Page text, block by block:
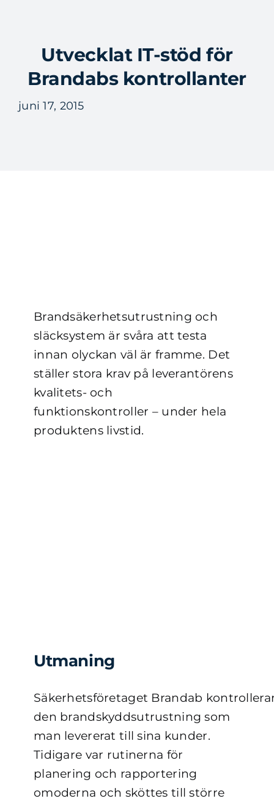
innehålletUtvecklat IT-stöd för
Brandabs kontrollanter
juni 17, 2015
Brandsäkerhetsutrustning och
släcksystem är svåra att testa
innan olyckan väl är framme. Det
ställer stora krav på leverantörens
kvalitets- och
funktionskontroller – under hela
produktens livstid.
Utmaning
Säkerhetsföretaget Brandab
den brandskyddsutrustning som
man levererat till sina kunder.
Tidigare var rutinerna för
planering och rapportering
omoderna och sköttes till större